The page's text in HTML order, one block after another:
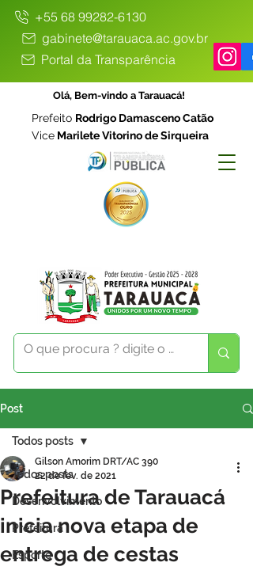
+55 68 99282-6130
gabinete@tarauaca.ac.gov.br
Portal da Transparência
Olá, Bem-vindo a Tarauacá!
Prefeito Rodrigo Damasceno Catão
Vice Marilete Vitorino de Sirqueira
Post
Todos posts
Desenvolvimento
Prefeitura
Esporte
Todos posts
Prefeitura de Tarauacá
inicia nova etapa de
entrega de cestas
Gilson Amorim DRT/AC 390
22 de fev. de 2021